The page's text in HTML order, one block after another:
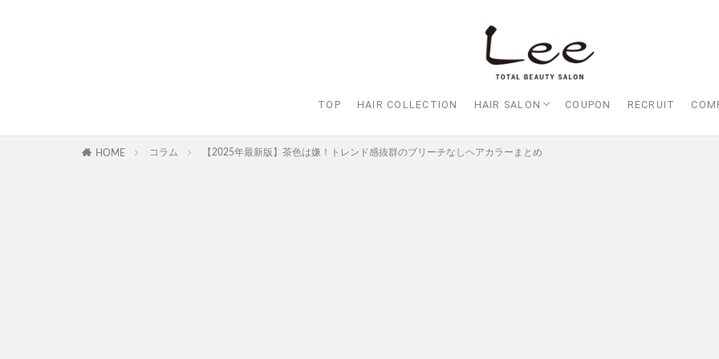
TOP HAIR COLLECTION HAIR SALON
Lee大阪店
Lee梅田店
Lee京橋店
Lee堀江店
Lee四ツ橋店
Lee天王寺店
Lee上新庄Vita店
Lee東三国店
Lee布施店
Lee枚方店
HARBOR （ハーバー）
Lee尼崎店
Lee甲子園店
COUPON RECRUIT
HOME コラム 【2025年最新版】茶色は嫌！トレンド感抜群のブリーチなしヘアカラーまとめ